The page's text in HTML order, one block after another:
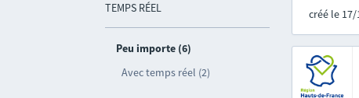
TEMPS RÉEL
Peu importe (6)
Avec temps réel (2)
créé le